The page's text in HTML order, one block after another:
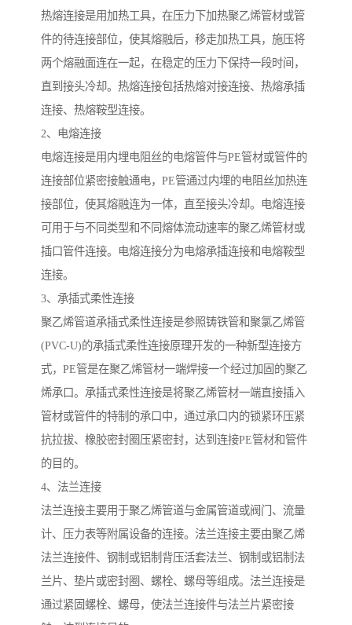
热熔连接是用加热工具，在压力下加热聚乙烯管材或管
件的待连接部位，使其熔融后，移走加热工具，施压将
两个熔融面连在一起，在稳定的压力下保持一段时间，
直到接头冷却。热熔连接包括热熔对接连接、热熔承插
连接、热熔鞍型连接。
2、电熔连接
电熔连接是用内埋电阻丝的电熔管件与PE管材或管件的
连接部位紧密接触通电，PE管通过内埋的电阻丝加热连
接部位，使其熔融连为一体，直至接头冷却。电熔连接
可用于与不同类型和不同熔体流动速率的聚乙烯管材或
插口管件连接。电熔连接分为电熔承插连接和电熔鞍型
连接。
3、承插式柔性连接
聚乙烯管道承插式柔性连接是参照铸铁管和聚氯乙烯管
(PVC-U)的承插式柔性连接原理开发的一种新型连接方
式，PE管是在聚乙烯管材一端焊接一个经过加固的聚乙
烯承口。承插式柔性连接是将聚乙烯管材一端直接插入
管材或管件的特制的承口中，通过承口内的锁紧环压紧
抗拉拔、橡胶密封圈压紧密封，达到连接PE管材和管件
的目的。
4、法兰连接
法兰连接主要用于聚乙烯管道与金属管道或阀门、流量
计、压力表等附属设备的连接。法兰连接主要由聚乙烯
法兰连接件、钢制或铝制背压活套法兰、钢制或铝制法
兰片、垫片或密封圈、螺栓、螺母等组成。法兰连接是
通过紧固螺栓、螺母，使法兰连接件与法兰片紧密接